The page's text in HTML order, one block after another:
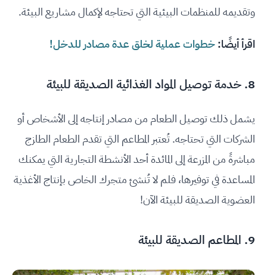
وتقديمه للمنظمات البيئية التي تحتاجه لإكمال مشاريع البيئة.
اقرأ أيضًا:خطوات عملية لخلق عدة مصادر للدخل!
8. خدمة توصيل المواد الغذائية الصديقة للبيئة
يشمل ذلك توصيل الطعام من مصادر إنتاجه إلى الأشخاص أو
الشركات التي تحتاجه. تُعتبر المطاعم التي تقدم الطعام الطازج
مباشرةً من المزرعة إلى المائدة أحد الأنشطة التجارية التي يمكنك
المساعدة في توفيرها، فلم لا تُنشئ متجرك الخاص بإنتاج الأغذية
العضوية الصديقة للبيئة الآن!
9. المطاعم الصديقة للبيئة